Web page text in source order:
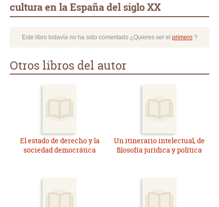
cultura en la España del siglo XX
Este libro todavía no ha sido comentado ¿Quieres ser el primero?
Otros libros del autor
El estado de derecho y la
sociedad democrática
Un itinerario intelectual, de
filosofía jurídica y política